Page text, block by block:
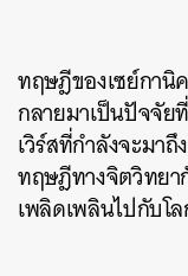
ทฤษฎีของเซย์กา
กลายมาเป็นปัจจัย
เวิร์สที่กำลังจะมา
ทฤษฎีทางจิตวิทยา
เพลิดเพลินไปกับโ